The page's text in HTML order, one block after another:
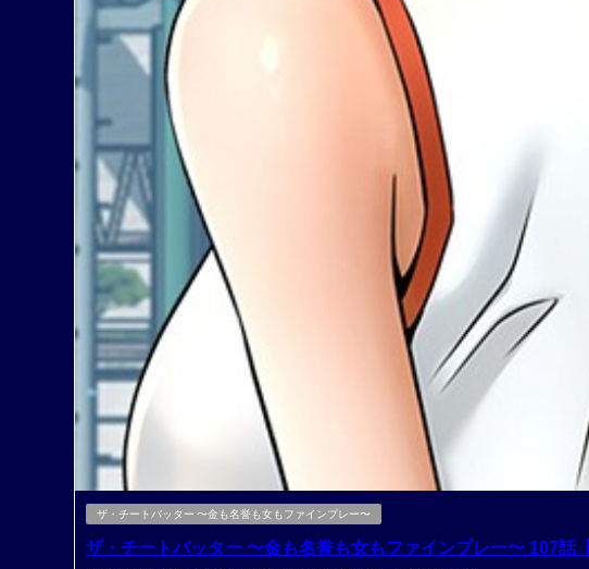
ザ・チートバッター 〜金も名誉も女もファインプレー〜
ザ・チートバッター 〜金も名誉も女もファインプレー〜 107話